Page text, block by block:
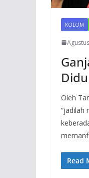
KOLOM
Oleh
“jadilah
Read